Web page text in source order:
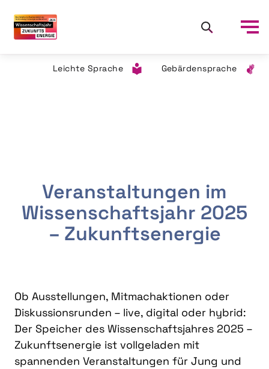
Leichte Sprache Gebärdensprache
Veranstaltungen im
Wissenschaftsjahr 2025
– Zukunftsenergie
Ob Ausstellungen, Mitmachaktionen oder
Diskussionsrunden – live, digital oder hybrid:
Der Speicher des Wissenschaftsjahres 2025 –
Zukunftsenergie ist vollgeladen mit
spannenden Veranstaltungen für Jung und